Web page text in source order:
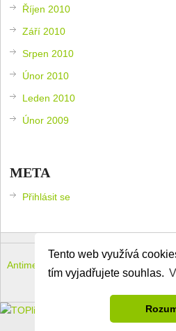
Tento web využívá
tím vyjadřujete souhlas.
Říjen 2010
Září 2010
Srpen 2010
Únor 2010
Leden 2010
Únor 2009
META
Přihlásit se
Antimeloun – komouši dneška
Theme by